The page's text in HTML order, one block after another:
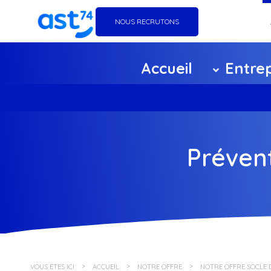
NOUS RECRUTONS
Accueil
VOUS ÊTES ICI ACCUEIL NOTRE OFFRE NOTRE OFFRE SOCLE